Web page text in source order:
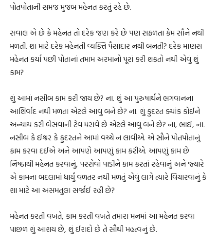
પોતપોતાની સમજ મુજબ મહેનત કરતું રહે છે.
સવાલ એ છે કે મહેનત તો દરેક જણ કરે છે પણ સફળતા કેમ સૌને નથી
મળતી. શા માટે દરેક મહેનતી વ્યક્તિ પૈસાદાર નથી બનતી? દરેક માણસ
મહેનત કર્યા પછી પોતાનાં તમામ અરમાનો પૂરાં કરી શકતો નથી એવું શું
કામ?
શું આમાં નસીબ કામ કરી જાય છે? ના. શું આ પુરુષાર્થને ભગવાનના
આશિર્વાદ નથી મળતા એટલે આવું બને છે? ના. શું કુદરત ક્યાંક કોઈને
અન્યાય કરી બેસવાની ટેવ ધરાવે છે એટલે આવું બને છે? ના, ભાઈ, ના.
નસીબ કે ઈશ્વર કે કુદરતને આમાં વચ્ચે ન લાવીએ. એ સૌને પોતપોતાનું
કામ કરવા દઈએ અને આપણે આપણું કામ કરીએ. આપણું કામ છે
નિષ્ઠાથી મહેનત કરવાનું, પરસેવો પાડીને કામ કરતાં રહેવાનું અને જ્યારે
એ કામના બદલામાં ધાર્યું વળતર નથી મળતું એવું લાગે ત્યારે વિચારવાનું કે
શા માટે આ અસમતુલા સર્જાઈ રહી છે?
મહેનત કરતી વખતે, કામ કરતી વખતે તમારા મનમાં આ મહેનત કરવા
પાછળ શું આશય છે, શું ઈરાદો છે તે સૌથી મહત્વનું છે.